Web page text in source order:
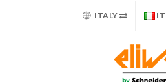
ITALY IT